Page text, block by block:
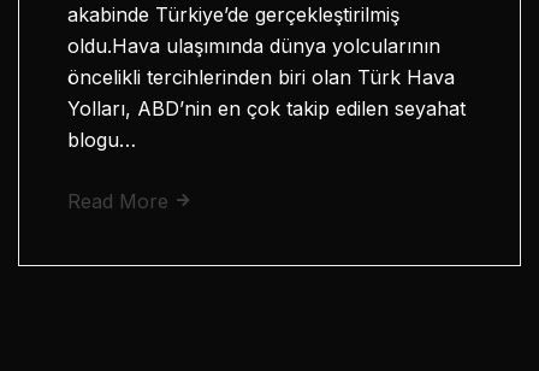
akabinde Türkiye’de gerçekleştirilmiş
oldu.Hava ulaşımında dünya yolcularının
öncelikli tercihlerinden biri olan Türk Hava
Yolları, ABD’nin en çok takip edilen seyahat
blogu…
Read More